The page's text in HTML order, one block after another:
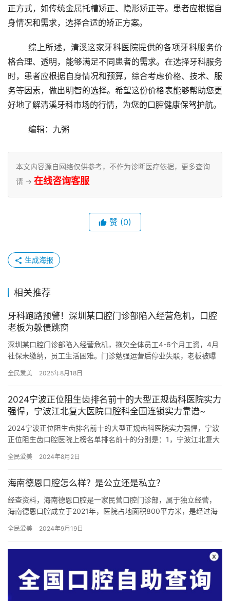
正方式，如传统金属托槽矫正、隐形矫正等。患者应根据自
身情况和需求，选择合适的矫正方案。
	综上所述，清溪这家牙科医院提供的各项牙科服务价
格合理、透明，能够满足不同患者的需求。在选择牙科服务
时，患者应根据自身情况和预算，综合考虑价格、技术、服
务等因素，做出明智的选择。希望这份价格表能够帮助您更
好地了解清溪牙科市场的行情，为您的口腔健康保驾护航。
	编辑：九粥
本文内容源自网络仅供参考，不作为诊断医疗依据，更多查询
请 → 在线咨询客服
赞 (0)
生成海报
相关推荐
牙科跑路预警！深圳某口腔门诊部陷入经营危机，口腔
老板为躲债跳窗
深圳某口腔门诊部陷入经营危机，拖欠全体员工4-6个月工资，4月
社保未缴纳，员工生活困难。门诊勉强运营后停业失联，老板被曝
果；…
全民爱美 2025年8月18日
2024宁波正位阻生齿排名前十的大型正规齿科医院实力
强悍，宁波江北复大医院口腔科全国连锁实力靠谱~
2024宁波正位阻生齿排名前十的大型正规齿科医院实力强悍，宁波
正位阻生齿口腔医院上榜名单排名前十的分别是：1，宁波江北复大
全民爱美 2024年8月2日
海南德恩口腔怎么样？是公立还是私立？
经查资料，海南德恩口腔是一家民营口腔门诊部，属于独立经营，
海南德恩口腔成立于2021年，医院占地面积800平方米，是经过海
全民爱美 2024年9月19日